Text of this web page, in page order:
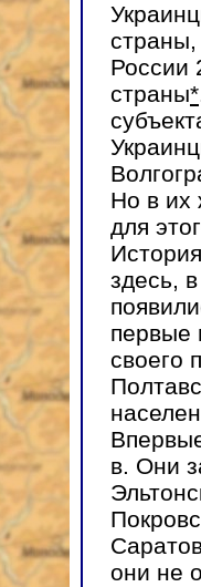
страны,
России
страны*
Но в их
для
здесь,
первые
своего
в. Они
они не